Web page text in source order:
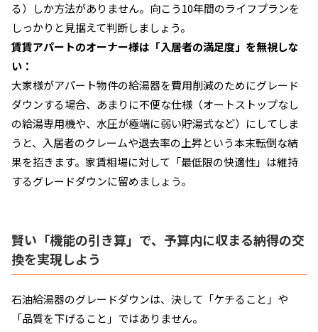
る）しか方法がありません。向こう10年間のライフプランを
しっかりと見据えて判断しましょう。
賃賃アパートのオーナー様は「入居者の満足度」を無視しな
い：
大家様がアパート物件の給湯器を費用削減のためにグレード
ダウンする場合、あまりに不便な仕様（オートストップなし
の給湯専用機や、水圧が極端に弱い貯湯式など）にしてしま
うと、入居者のクレームや退去率の上昇という本末転倒な結
果を招きます。家賃相場に対して「最低限の快適性」は維持
するグレードダウンに留めましょう。
賢い「機能の引き算」で、予算内に収まる納得の交
換を実現しよう
石油給湯器のグレードダウンは、決して「ケチること」や
「品質を下げること」ではありません。